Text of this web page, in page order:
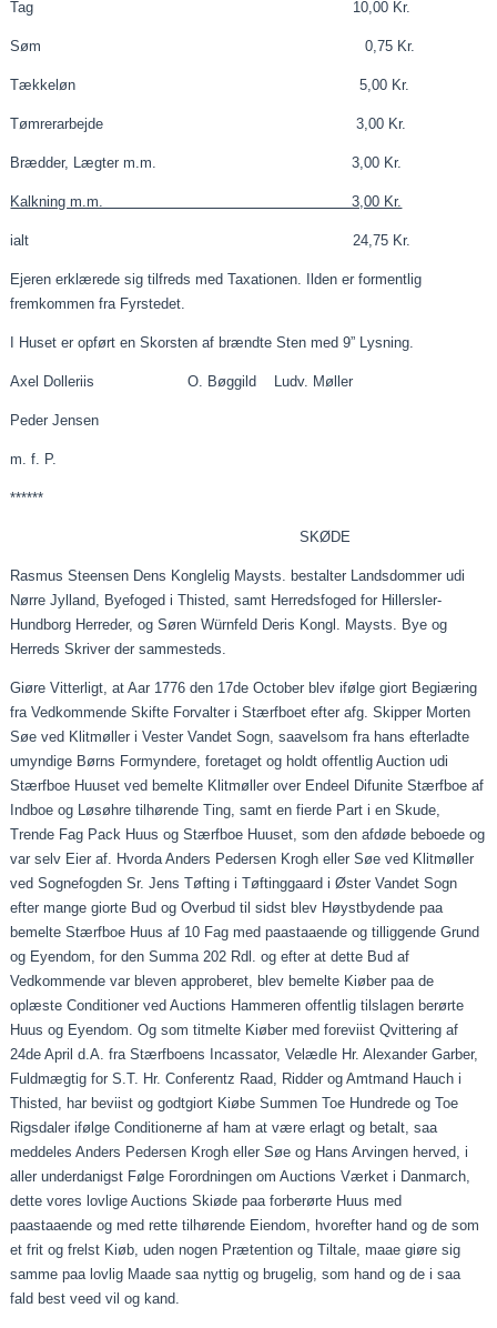
Tag 10,00 Kr.
Søm 0,75 Kr.
Tækkeløn 5,00 Kr.
Tømrerarbejde 3,00 Kr.
Brædder, Lægter m.m. 3,00 Kr.
Kalkning m.m. 3,00 Kr.
ialt 24,75 Kr.
Ejeren erklærede sig tilfreds medTaxationen. Ilden er formentlig
fremkommen fra Fyrstedet.
I Huset er opført en Skorsten af brændte Sten med 9” Lysning.
Axel Dolleriis O. Bøggild Ludv. Møller
Peder Jensen
m. f. P.
******
SKØDE
Rasmus Steensen Dens Konglelig Maysts. bestalter Landsdommer udi
Nørre Jylland, Byefoged i Thisted, samt Herredsfoged for Hillersler-
Hundborg Herreder, og SørenWürnfeld Deris Kongl . Maysts. Bye og
Herreds Skriver der sammesteds.
Giøre Vitterligt, atAar 1776 den 17deOctober blev ifølgegiort Begiæring
fra Vedkommende Skifte Forvalter iStærfboet efterafg. Skipper Morten
Søe ved Klitmøller i Vester Vandet Sogn,saavelsom fra hans efterladte
umyndige Børns Formyndere, foretaget og holdt offentligAuction udi
Stærfboe Huuset ved bemelte Klitmøller over Endeel Difunite Stærfboe af
Indboe og Løsøhre tilhørende Ting, samt enfierde Part i en Skude,
Trende Fag Pack Huus ogStærfboe Huuset, som den afdøde beboede og
var selv Eier af. HvordaAnders Pedersen Krogh eller Søe ved Klitmøller
ved Sognefogden Sr. Jens Tøfting iTøftinggaard i Øster Vandet Sogn
efter mangegiorte Bud og Overbud til sidst blev Høystbydende paa
bemelte Stærfboe Huus af 10 Fag medpaastaaende og tilliggende Grund
og Eyendom, for den Summa 202 Rdl. og efter at dette Bud af
Vedkommende var bleven approberet, blev bemelte Kiøber paade
oplæsteConditioner ved Auctions Hammeren offentligtilslagen berørte
Huus og Eyendom. Og somtitmelte Kiøber medforeviist Qvittering af
24de April d.A. fraStærfboens Incassator, Velædle Hr. AlexanderGarber,
Fuldmægtig for S.T. Hr.Conferentz Raad, Ridder og Amtmand Hauch i
Thisted, har beviist oggodtgiort Kiøbe Summen Toe Hundrede og Toe
Rigsdaler ifølgeConditionerne af ham at være erlagt og betalt, saa
meddeles Anders Pedersen Krogh eller Søe og Hans Arvingen herved, i
aller underdanigst Følge Forordningen om Auctions Værket i Danmarch,
dette vores lovlige AuctionsSkiøde paa forberørte Huus med
paastaaende og med rette tilhørende Eiendom, hvorefter hand og de som
et frit og frelst Kiøb, uden nogen Prætention og Tiltale,maae giøre sig
sammepaalovlig Maade saa nyttig og brugelig, som hand og de i saa
fald best veed vil og kand.